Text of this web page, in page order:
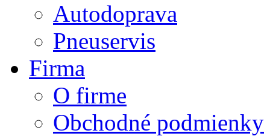
Autodoprava
Pneuservis
Firma
O firme
Obchodné podmienky